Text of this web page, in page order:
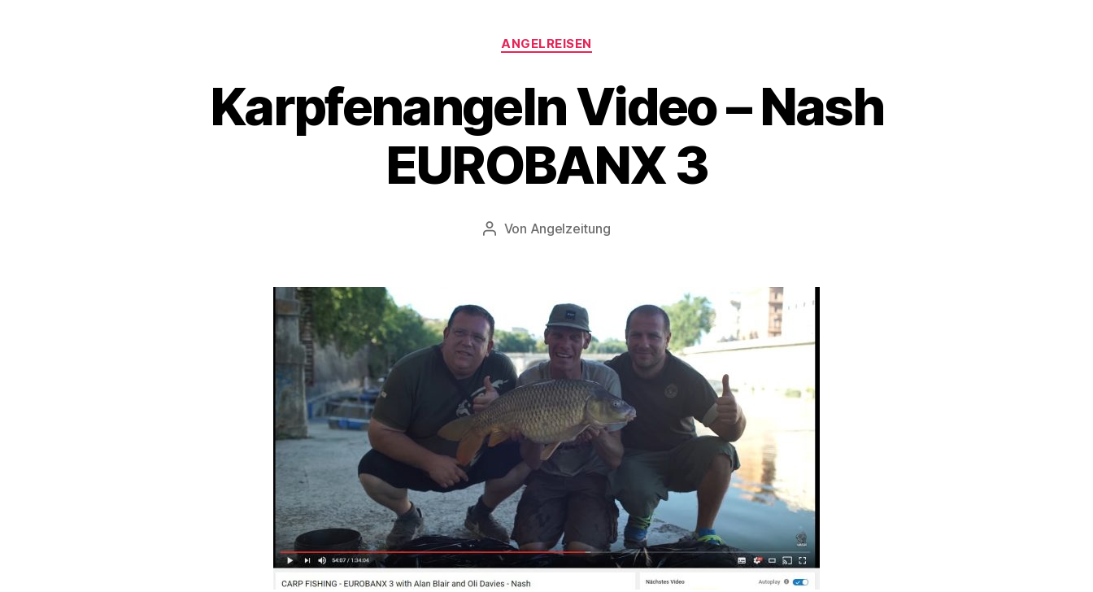
Kategorien
ANGELREISEN
Karpfenangeln Video – Nash
EUROBANX 3
Beitragsautor
Von Angelzeitung